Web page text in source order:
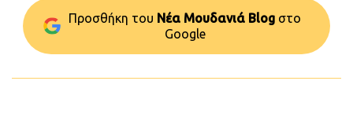
Προσθήκη του Νέα Μουδανιά Blog στo
Google